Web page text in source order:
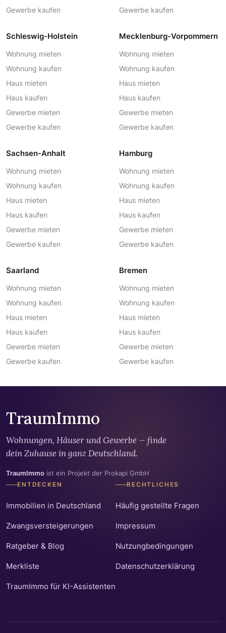
Gewerbe kaufen
Gewerbe kaufen
Schleswig-Holstein
Wohnung mieten
Wohnung kaufen
Haus mieten
Haus kaufen
Gewerbe mieten
Gewerbe kaufen
Mecklenburg-Vorpommern
Wohnung mieten
Wohnung kaufen
Haus mieten
Haus kaufen
Gewerbe mieten
Gewerbe kaufen
Sachsen-Anhalt
Wohnung mieten
Wohnung kaufen
Haus mieten
Haus kaufen
Gewerbe mieten
Gewerbe kaufen
Hamburg
Wohnung mieten
Wohnung kaufen
Haus mieten
Haus kaufen
Gewerbe mieten
Gewerbe kaufen
Saarland
Wohnung mieten
Wohnung kaufen
Haus mieten
Haus kaufen
Gewerbe mieten
Gewerbe kaufen
Bremen
Wohnung mieten
Wohnung kaufen
Haus mieten
Haus kaufen
Gewerbe mieten
Gewerbe kaufen
TraumImmo
Wohnungen, Häuser und Gewerbe — finde
dein Zuhause in ganz Deutschland.
TraumImmo ist ein Projekt der Prokapi GmbH
ENTDECKEN
Immobilien in Deutschland
Zwangsversteigerungen
Ratgeber & Blog
Merkliste
TraumImmo für KI-Assistenten
RECHTLICHES
Häufig gestellte Fragen
Impressum
Nutzungbedingungen
Datenschutzerklärung